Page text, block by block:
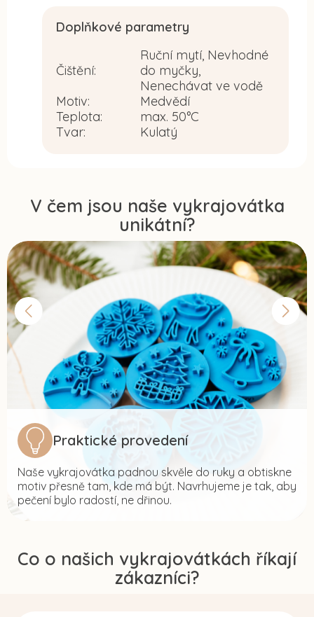
V čem jsou naše vykrajovátka
unikátní?
Praktické provedení
Naše vykrajovátka padnou skvěle do ruky a obtiskne
motiv přesně tam, kde má být. Navrhujeme je tak, aby
pečení bylo radostí, ne dřinou.
Doplňkové parametry
Čištění:
Ruční mytí, Nevhodné
do myčky,
Nenechávat ve vodě
Motiv:
Medvědí
Teplota:
max. 50°C
Tvar: Kulatý
Co o našich vykrajovátkách říkají
zákazníci?